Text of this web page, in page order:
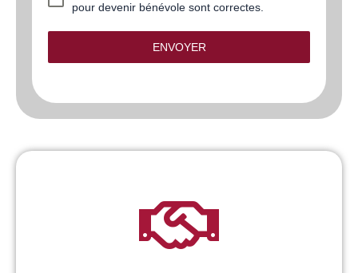
pour devenir bénévole sont correctes.
ENVOYER